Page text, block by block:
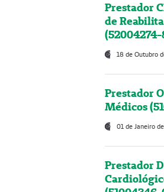
Prestador
de
18 de Outubro
Prestador
Médicos
01 de Janeiro
Prestador